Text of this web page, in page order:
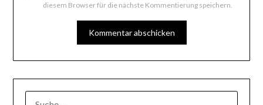
diesem Browser für die nächste Kommentierung speichern.